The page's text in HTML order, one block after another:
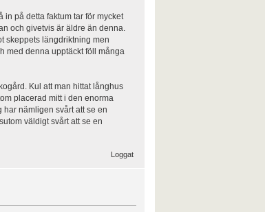
på detta faktum tar för mycket
och givetvis är äldre än denna.
skeppets längdriktning men
med denna upptäckt föll många
Kul att man hittat långhus
placerad mitt i den enorma
har nämligen svårt att se en
väldigt svårt att se en
Loggat